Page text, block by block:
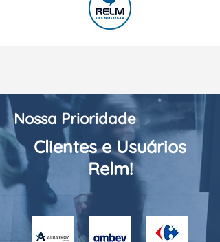
Nossa Prioridade
Clientes e Usuários
Relm!